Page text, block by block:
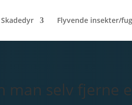
Skadedyr Flyvende insekter/
selv fjerne